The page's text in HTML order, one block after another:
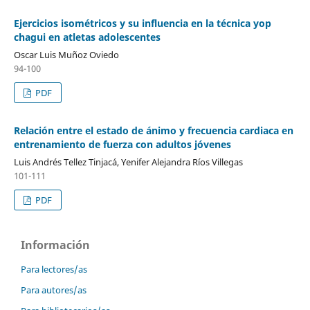
Ejercicios isométricos y su influencia en la técnica yop
chagui en atletas adolescentes
Oscar Luis Muñoz Oviedo
94-100
PDF
Relación entre el estado de ánimo y frecuencia cardiaca en
entrenamiento de fuerza con adultos jóvenes
Luis Andrés Tellez Tinjacá, Yenifer Alejandra Ríos Villegas
101-111
PDF
Información
Para lectores/as
Para autores/as